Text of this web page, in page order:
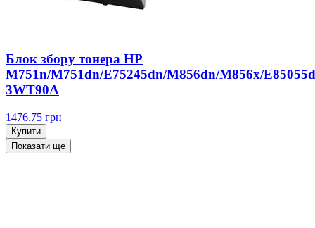
Блок збору тонера HP
M751n/M751dn/E75245dn/M856dn/M856x/
3WT90A
1476.75 грн
Купити
Показати ще